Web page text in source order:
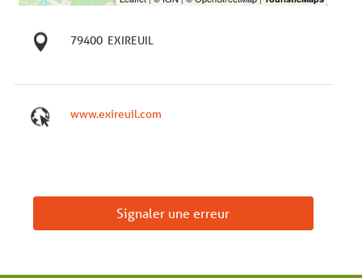
79400 EXIREUIL
www.exireuil.com
Signaler une erreur